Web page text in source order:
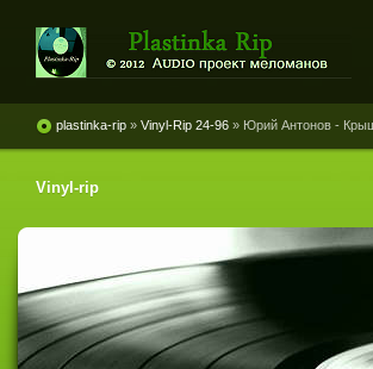
винила и магнитоальбомов
plastinka-rip » Vinyl-Rip 24-96 » Юрий Антонов -
Vinyl-rip